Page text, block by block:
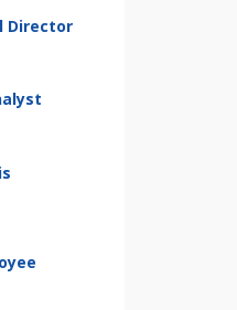
Director